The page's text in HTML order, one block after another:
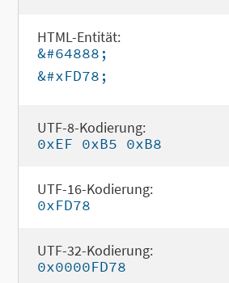
HTML-Entität:
&#64888;
&#xFD78;
UTF-8-Kodierung:
0xEF 0xB5 0xB8
UTF-16-Kodierung:
0xFD78
UTF-32-Kodierung:
0x0000FD78